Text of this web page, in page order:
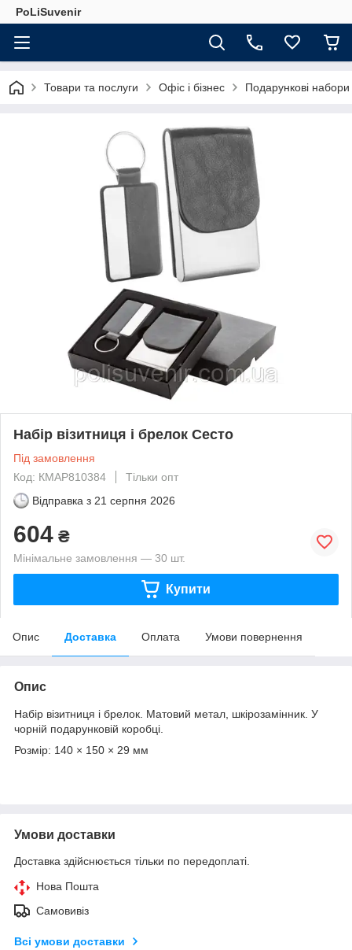
PoLiSuvenir
Товари та послуги Офіс і бізнес Подарункові набори
Набір візитниця і брелок Сесто
Під замовлення
Код: КМAP810384
Тільки опт
Відправка з 21 серпня 2026
604 ₴
Мінімальне замовлення — 30 шт.
Купити
Опис Доставка Оплата Умови повернення
Опис
Набір візитниця і брелок. Матовий метал, шкірозамінник. У
чорній подарунковій коробці.
Розмір: 140 × 150 × 29 мм
Умови доставки
Доставка здійснюється тільки по передоплаті.
Нова Пошта
Самовивіз
Всі умови доставки